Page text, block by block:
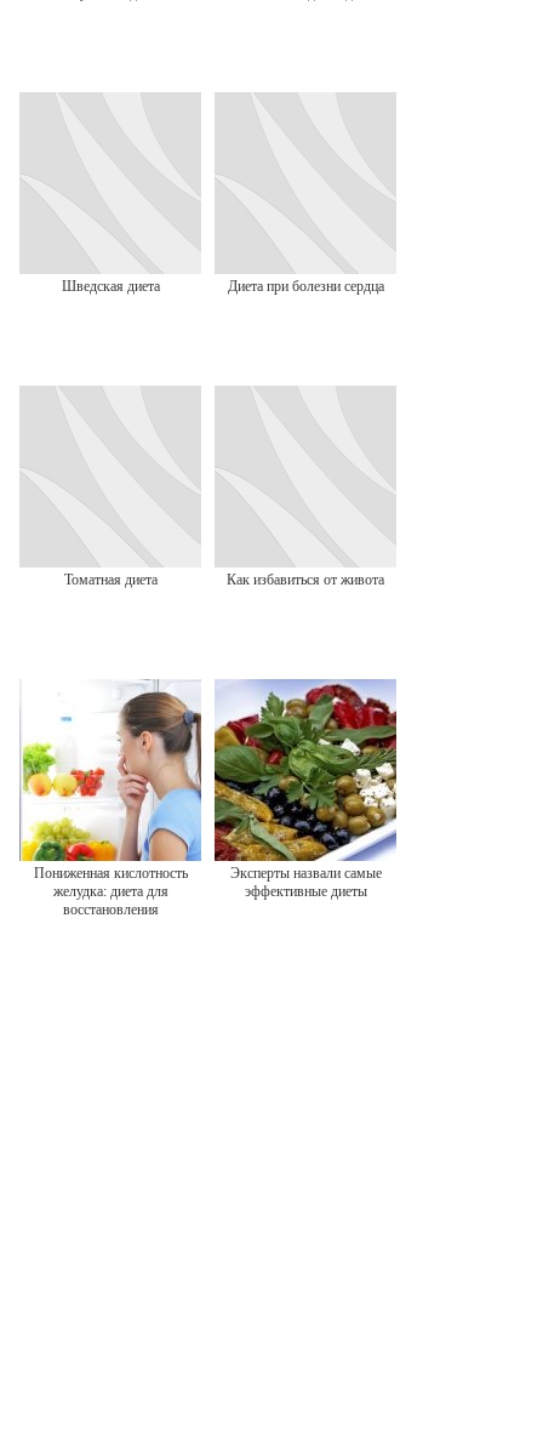
Шведская диета Диета при болезни сердца
Томатная диета Как избавиться от живота
Пониженная кислотность
желудка: диета для
восстановления
Эксперты назвали самые
эффективные диеты